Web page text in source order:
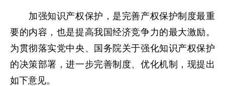
加强知识产权保护，是完善产权保护制度最重
要的内容，也是提高我国经济竞争力的最大激励。
为贯彻落实党中央、国务院关于强化知识产权保护
的决策部署，进一步完善制度、优化机制，现提出
如下意见。